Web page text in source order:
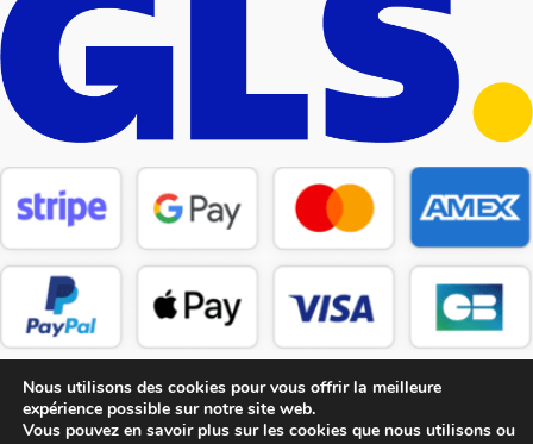
Nous utilisons des cookies pour vous offrir la meilleure
expérience possible sur notre site web.
Vous pouvez en savoir plus sur les cookies que nous utilisons ou